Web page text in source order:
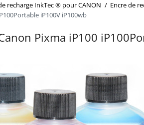
recharge InkTec ® pour CANON
Encre de
iP100V iP100wb
Pixma iP100